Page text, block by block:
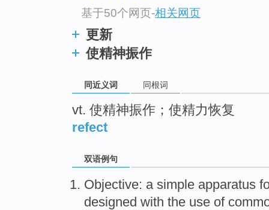
基于50个网页-相关网页
更新
使精神振作
同近义词 同根词
vt. 使精神振作；使精力恢复
refect
双语例句
Objective: a simple apparatus
designed with the use of